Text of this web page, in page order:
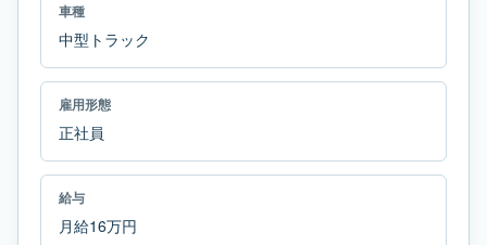
車種
中型トラック
雇用形態
正社員
給与
月給16万円